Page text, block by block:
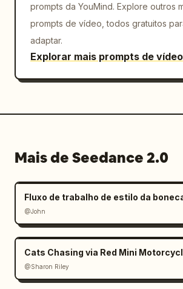
prompts da YouMind. Explore outros
prompts de vídeo, todos gratuitos
adaptar.
Explorar mais prompts de vídeo
Mais de Seedance 2.0
@John
Cats Chasing via Red Mini
@Sharon Riley